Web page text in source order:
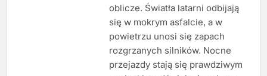
oblicze. Światła latarni odbijają
się w mokrym asfalcie, a w
powietrzu unosi się zapach
rozgrzanych silników. Nocne
przejazdy stają się prawdziwym